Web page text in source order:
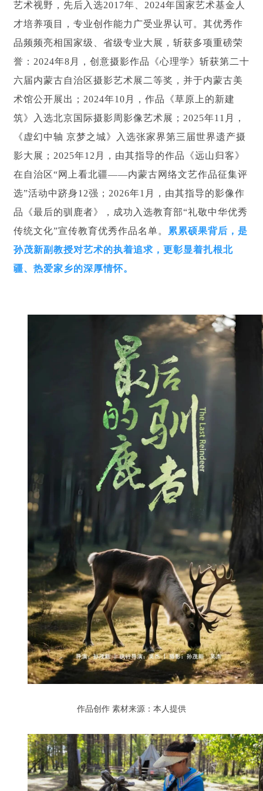
艺术视野，先后入选2017年、2024年国家艺术基金人
才培养项目，专业创作能力广受业界认可。其优秀作
品频频亮相国家级、省级专业大展，斩获多项重磅荣
誉：2024年8月，创意摄影作品《心理学》斩获第二十
六届内蒙古自治区摄影艺术展二等奖，并于内蒙古美
术馆公开展出；2024年10月，作品《草原上的新建
筑》入选北京国际摄影周影像艺术展；2025年11月，
《虚幻中轴 京梦之城》入选张家界第三届世界遗产摄
影大展；2025年12月，由其指导的作品《远山归客》
在自治区“网上看北疆——内蒙古网络文艺作品征集评
选”活动中跻身12强；2026年1月，由其指导的影像作
品《最后的驯鹿者》，成功入选教育部“礼敬中华优秀
传统文化”宣传教育优秀作品名单。
累累硕果背后，是
孙茂新副教授对艺术的执着追求，更彰显着扎根北
疆、热爱家乡的深厚情怀。
作品创作 素材来源：本人提供